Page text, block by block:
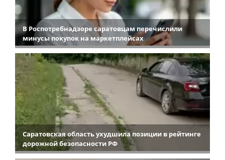
В Роспотребнадзоре саратовцам перечислили
минусы покупок на маркетплейсах
Саратовская область ухудшила позиции в рейтинге
дорожной безопасности РФ